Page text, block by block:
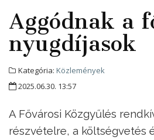
Aggódnak a
nyugdíjasok
Kategória: Közlemények
2025.06.30. 13:57
A Fővárosi Közgyűlés
részvételre, a költségvetés